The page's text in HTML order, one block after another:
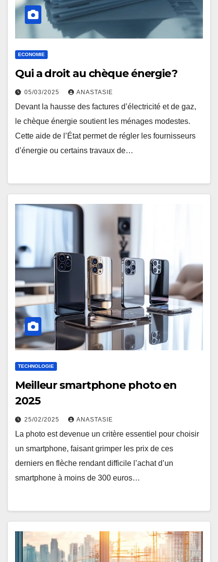
ECONOMIE
Qui a droit au chèque énergie ?
05/03/2025 ANASTASIE
Devant la hausse des factures d’électricité et de gaz,
le chèque énergie soutient les ménages modestes.
Cette aide de l’État permet de régler les fournisseurs
d’énergie ou certains travaux de…
TECHNOLOGIE
Meilleur smartphone photo en
2025
25/02/2025 ANASTASIE
La photo est devenue un critère essentiel pour choisir
un smartphone, faisant grimper les prix de ces
derniers en flèche rendant difficile l’achat d’un
smartphone à moins de 300 euros…